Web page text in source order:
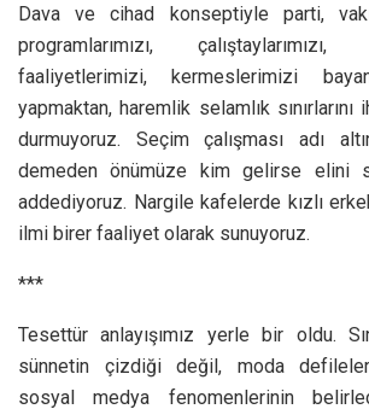
Dava ve cihad konseptiyle parti, vakıf
programlarımızı,
faaliyetlerimizi, kermeslerimizi
yapmaktan, haremlik selamlık
durmuyoruz. Seçim çalışması adı
demeden önümüze kim gelirse elini
addediyoruz. Nargile kafelerde kızlı
ilmi birer faaliyet olarak sunuyoruz.
***
Tesettür anlayışımız yerle bir oldu.
sünnetin çizdiği değil, moda
sosyal medya fenomenlerinin